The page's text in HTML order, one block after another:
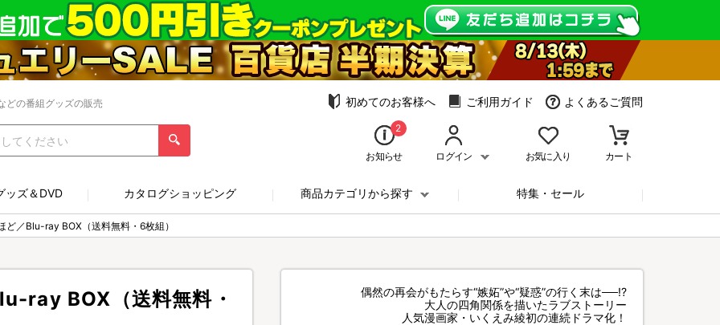
どの番組グッズの販売 初めてのお客様へ ご利用ガイド よくあるご質問
2
お知らせ ログイン お気に入り カート
ッズ＆DVD カタログショッピング 商品カテゴリから探す 特集・セール
ど／Blu-ray BOX（送料無料・6枚組）
ray BOX（送料無料・
偶然の再会がもたらす“嫉妬”や“疑惑”の行く末は──!?
大人の四角関係を描いたラブストーリー
人気漫画家・いくえみ綾初の連続ドラマ化！